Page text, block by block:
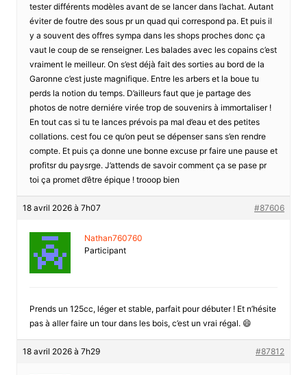
tester différents modèles avant de se lancer dans l’achat. Autant
éviter de foutre des sous pr un quad qui correspond pa. Et puis il
y a souvent des offres sympa dans les shops proches donc ça
vaut le coup de se renseigner. Les balades avec les copains c’est
vraiment le meilleur. On s’est déjà fait des sorties au bord de la
Garonne c’est juste magnifique. Entre les arbers et la boue tu
perds la notion du temps. D’ailleurs faut que je partage des
photos de notre derniére virée trop de souvenirs à immortaliser !
En tout cas si tu te lances prévois pa mal d’eau et des petites
collations. cest fou ce qu’on peut se dépenser sans s’en rendre
compte. Et puis ça donne une bonne excuse pr faire une pause et
profitsr du paysrge. J’attends de savoir comment ça se pase pr
toi ça promet d’être épique ! trooop bien
18 avril 2026 à 7h07 #87606
Nathan760760
Participant
Prends un 125cc, léger et stable, parfait pour débuter ! Et n’hésite
pas à aller faire un tour dans les bois, c’est un vrai régal. 😄
18 avril 2026 à 7h29 #87812